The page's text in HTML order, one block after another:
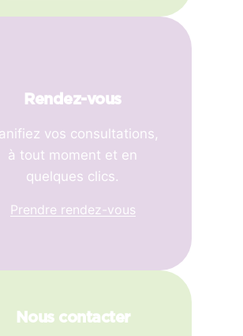
Rendez-vous
vos consultations,
à tout moment et en
quelques clics.
Prendre rendez-vous
Nous contacter